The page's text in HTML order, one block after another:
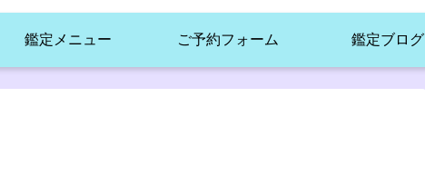
鑑定メニュー ご予約フォーム 鑑定ブログ